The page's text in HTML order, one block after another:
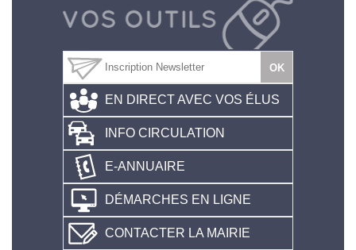
EN DIRECT AVEC VOS ÉLUS
INFO CIRCULATION
E-ANNUAIRE
DÉMARCHES EN LIGNE
CONTACTER LA MAIRIE